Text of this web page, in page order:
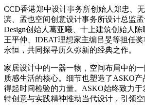
CCD香港郑中设计事务所创始人郑忠、
滨、孟也空间创意设计事务所设计总监
Design创始人葛亚曦、十上建筑创始人陈
王平仲、IDEAT理想家主编吕旻等担任
永恒，共同探寻历久弥新的经典之作。
家居设计中的一器一物，空间布局中的
质感生活的核心。细节也塑造了ASKO
得起时间检验的力量。ASKO始终致力
特创意与实践精神推动当代设计，引领空